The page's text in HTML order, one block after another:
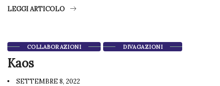
LEGGI ARTICOLO
COLLABORAZIONI DIVAGAZIONI
Kaos
SETTEMBRE 8, 2022